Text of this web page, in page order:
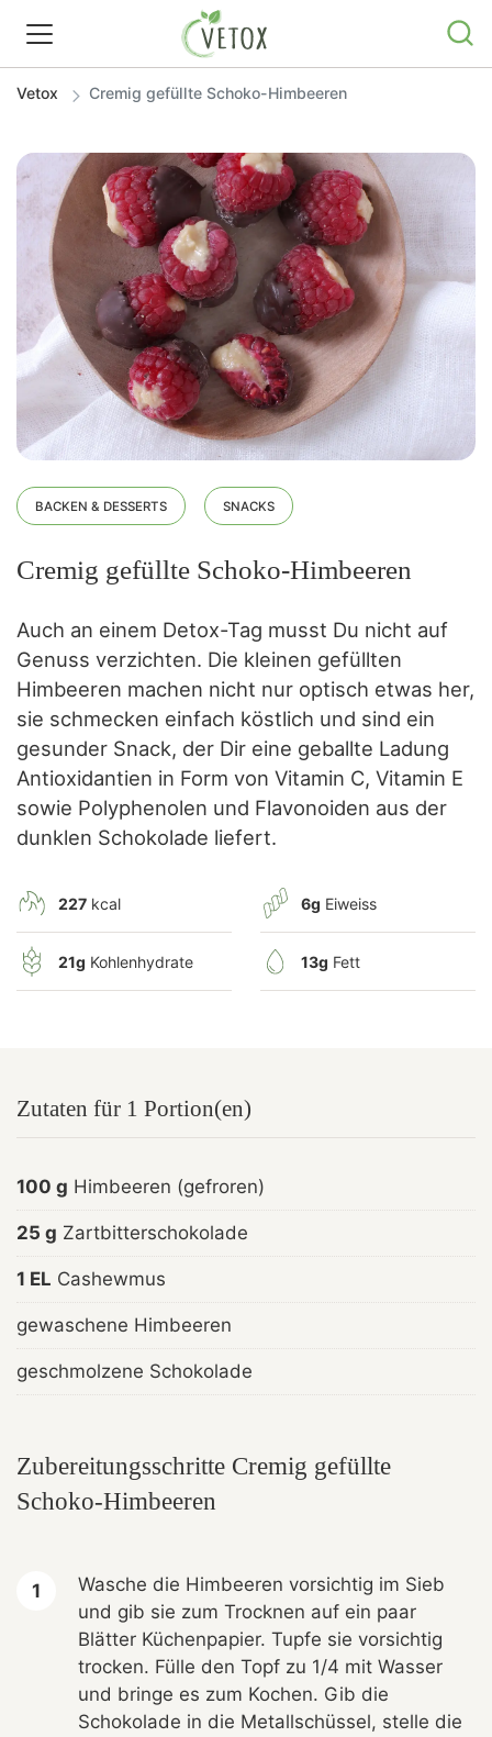
REZEPTWELT
WISSEN
SHOP
GRATIS ERNÄHRUNGSTIPPS
Vetox Cremig gefüllte Schoko-Himbeeren
BACKEN & DESSERTS SNACKS
Cremig gefüllte Schoko-Himbeeren
Auch an einem Detox-Tag musst Du nicht auf
Genuss verzichten. Die kleinen gefüllten
Himbeeren machen nicht nur optisch etwas her,
sie schmecken einfach köstlich und sind ein
gesunder Snack, der Dir eine geballte Ladung
Antioxidantien in Form von Vitamin C, Vitamin E
sowie Polyphenolen und Flavonoiden aus der
dunklen Schokolade liefert.
227 kcal 6g Eiweiss
21g Kohlenhydrate 13g Fett
Zutaten für 1 Portion(en)
100 g Himbeeren (gefroren)
25 g Zartbitterschokolade
1 EL Cashewmus
gewaschene Himbeeren
geschmolzene Schokolade
Zubereitungsschritte Cremig gefüllte
Schoko-Himbeeren
Wasche die Himbeeren vorsichtig im Sieb
und gib sie zum Trocknen auf ein paar
Blätter Küchenpapier. Tupfe sie vorsichtig
trocken. Fülle den Topf zu 1/4 mit Wasser
und bringe es zum Kochen. Gib die
Schokolade in die Metallschüssel, stelle die